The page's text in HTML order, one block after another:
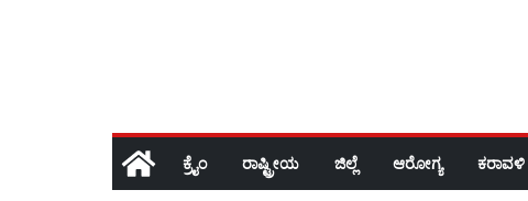
ಕ್ರೈಂ ರಾಷ್ಟ್ರೀಯ ಜಿಲ್ಲೆ ಆರೋಗ್ಯ ಕರಾವಳಿ